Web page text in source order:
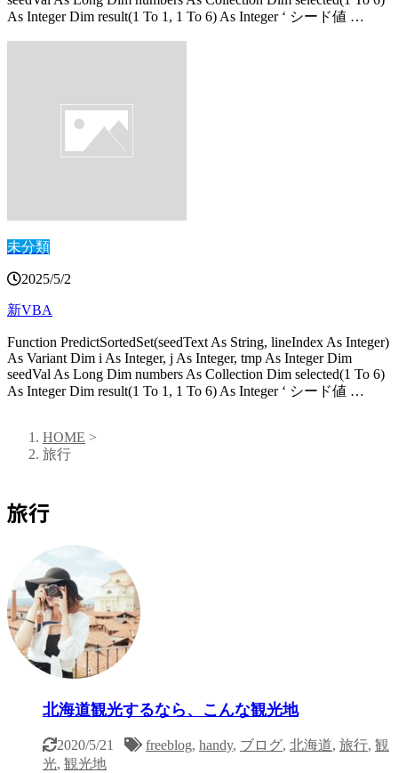
As Integer Dim result(1 To 1, 1 To 6) As Integer ‘ シード値 …
未分類
2025/5/2
新VBA
Function PredictSortedSet(seedText As String, lineIndex As Integer)
As Variant Dim i As Integer, j As Integer, tmp As Integer Dim
seedVal As Long Dim numbers As Collection Dim selected(1 To 6)
As Integer Dim result(1 To 1, 1 To 6) As Integer ‘ シード値 …
HOME >
旅行
旅行
北海道観光するなら、こんな観光地
2020/5/21 freeblog, handy, ブログ, 北海道, 旅行, 観
光, 観光地